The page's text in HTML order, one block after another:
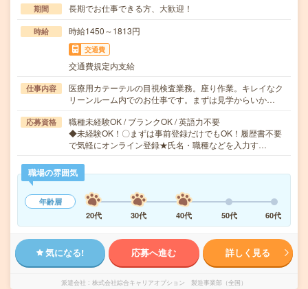
期間 長期でお仕事できる方、大歓迎！
時給 時給1450～1813円
交通費
交通費規定内支給
仕事内容
医療用カテーテルの目視検査業務。座り作業。キレイなク
リーンルーム内でのお仕事です。まずは見学からいか…
応募資格
職種未経験OK / ブランクOK / 英語力不要
◆未経験OK！〇まずは事前登録だけでもOK！履歴書不要
で気軽にオンライン登録★氏名・職種などを入力す…
職場の雰囲気
年齢層
20代
30代 40代 50代 60代
気になる! 応募へ進む 詳しく見る
派遣会社 株式会社綜合キャリアオプション 製造事業部（全国）